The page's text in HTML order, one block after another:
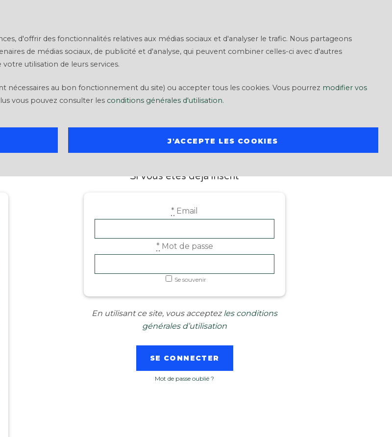
d'offrir des fonctionnalités relatives aux médias sociaux et d'analyser le trafic. Nous partageons
de médias sociaux, de publicité et d'analyse, qui peuvent combiner celles-ci avec d'autres
utilisation de leurs services.
nécessaires au bon fonctionnement du site) ou accepter tous les cookies. Vous pourrez modifier vos
vous pouvez consulter les conditions générales d'utilisation.
J'ACCEPTE LES COOKIES
CONNEXION
Si vous êtes déjà inscrit
* Email
* Mot de passe
Se souvenir
En utilisant ce site, vous acceptezles conditions
générales d’utilisation
Mot de passe oublié ?